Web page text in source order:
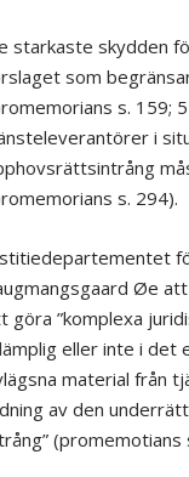
starkaste skydden
som
s. 159;
i
s. 294).
Øe
göra ”komplexa
eller inte i det
material från
av den
(promemotians